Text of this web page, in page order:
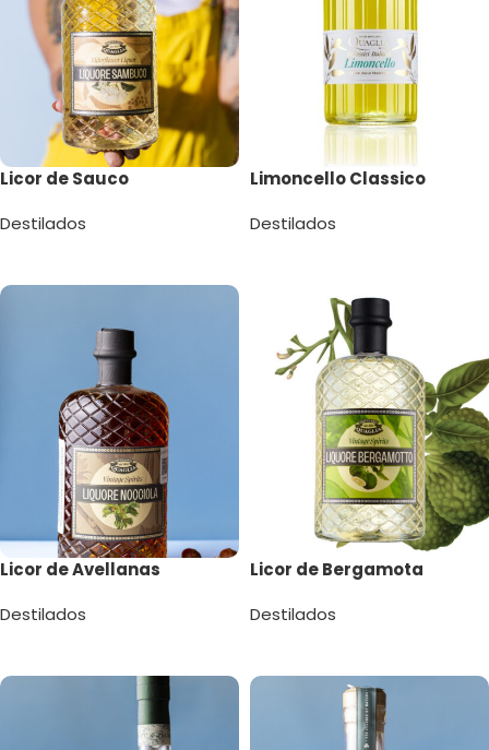
Licor de Sauco
Destilados
Limoncello Classico
Destilados
Licor de Avellanas
Destilados
Licor de Bergamota
Destilados